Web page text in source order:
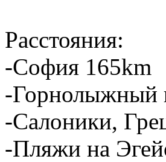
Расстояния:
-София 165km
-Горнолыжный
-Салоники,
-Пляжи на